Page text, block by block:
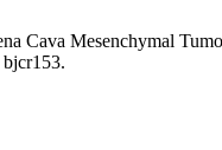
Cava Mesenchymal
bjcr153.